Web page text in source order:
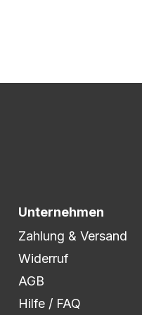
die
Unternehmen
Zahlung & Versand
Widerruf
AGB
Hilfe / FAQ